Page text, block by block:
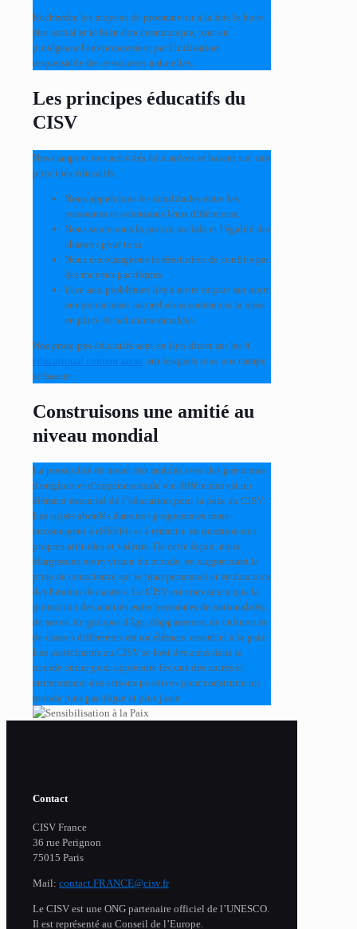
Recherche les moyens de promouvoir à la fois le bien-
être social et le bien-être économique, tout en
protégeant l'environnement par l'utilisation
responsable des ressources naturelles.
Les principes éducatifs du
CISV
Nos camps et nos activités éducatives se basent sur des
principes éducatifs :
Nous apprécions les similitudes entre les
personnes et valorisons leurs différences.
Nous soutenons la justice sociale et l'égalité des
chances pour tous.
Nous encourageons la résolution de conflits par
des moyens pacifiques.
Face aux problèmes liés à notre impact sur notre
environnement naturel nous soutenons la mise
en place de solutions durables.
Nos principes éducatifs sont en lien direct sur les 4
educational content areas , sur lesquels tous nos camps
se basent
Construisons une amitié au
niveau mondial
La possibilité de nouer des amitiés avec des personnes
d'origines et d’expériences de vie différentes est un
élément essentiel de l’éducation pour la paix au CISV.
Les sujets abordés dans nos programmes nous
encouragent à réfléchir et à remettre en question nos
propres attitudes et valeurs. De cette façon, nous
élargissons notre vision du monde, en augmentant la
prise de conscience sur le plan personnel et en fonction
des besoins des autres. Le CISV est convaincu que la
promotion des amitiés entre personnes de nationalités,
de sexes, de groupes d'âge, d'apparences, de cultures et
de classes différentes est un élément essentiel à la paix.
Les participants au CISV se font des amis dans le
monde entier pour apprendre les uns des autres et
entreprendre des actions positives pour construire un
monde plus pacifique et plus juste.
Contact
CISV France
36 rue Perignon
75015 Paris
Mail: contact.FRANCE@cisv.fr
Le CISV est une ONG partenaire officiel de l’UNESCO.
Il est représenté au Conseil de l’Europe.